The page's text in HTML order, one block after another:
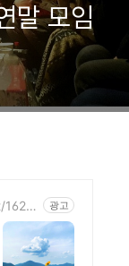
말 모임
광고